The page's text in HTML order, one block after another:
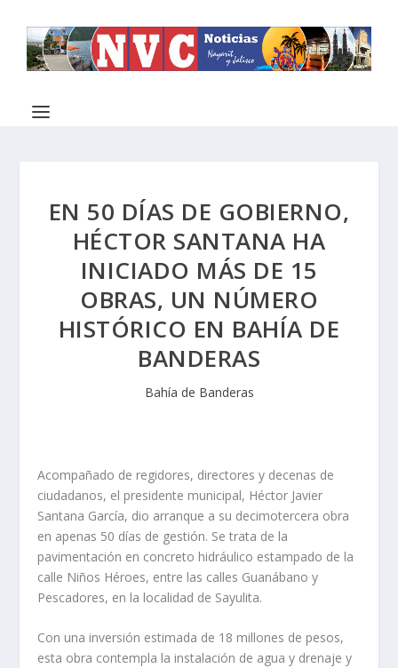
EN 50 DÍAS DE GOBIERNO,
HÉCTOR SANTANA HA
INICIADO MÁS DE 15
OBRAS, UN NÚMERO
HISTÓRICO EN BAHÍA DE
BANDERAS
Bahía de Banderas
Acompañado de regidores, directores y decenas de
ciudadanos, el presidente municipal, Héctor Javier
Santana García, dio arranque a su decimotercera obra
en apenas 50 días de gestión. Se trata de la
pavimentación en concreto hidráulico estampado de la
calle Niños Héroes, entre las calles Guanábano y
Pescadores, en la localidad de Sayulita.
Con una inversión estimada de 18 millones de pesos,
esta obra contempla la instalación de agua y drenaje y